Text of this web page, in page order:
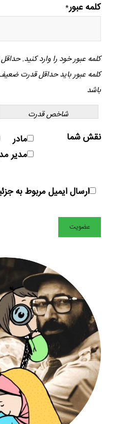
کلمه عبور*
کلمه عبور خود را وارد کنید. حداقل ۸ کاراکتر.
کلمه عبور باید حداقل قدرت
باشد
شاخص قدرت
نقش شما مادر
مدیر
ارسال ایمیل مربوط به